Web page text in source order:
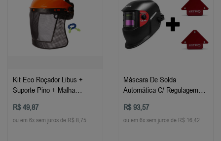
Kit Eco Roçador Libus +
Suporte Pino + Malha
R$ 49,87
ou em 6x sem juros de R$ 8,75
Máscara De Solda
Automática C/ Regulagem
R$ 93,57
ou em 6x sem juros de R$ 16,42